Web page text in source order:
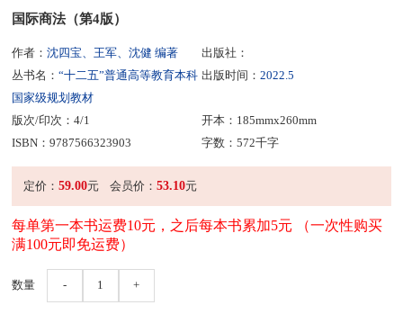
国际商法（第4版）
作者： 沈四宝、王军、沈健 编著
出版社：
丛书名： “十二五”普通高等教育本科
国家级规划教材
出版时间： 2022.5
版次/印次：4/1
开本：185mmx260mm
ISBN：9787566323903
字数：572千字
定价： 59.00元 会员价：53.10元
每单第一本书运费10元，之后每本书累加5元 （一次性购买
满100元即免运费）
数量 - 1 +